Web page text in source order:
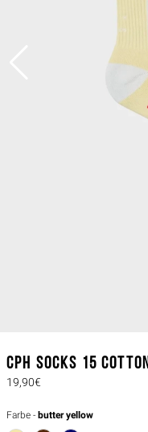
CPH SOCKS 15
19,90€
Farbe - butter yellow